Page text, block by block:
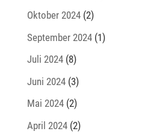
Oktober 2024(2)
September 2024(1)
Juli 2024(8)
Juni 2024(3)
Mai 2024(2)
April 2024(2)